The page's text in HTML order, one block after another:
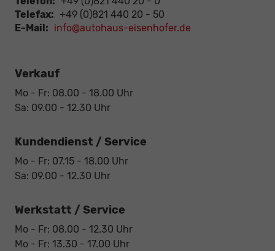
Telefax: +49 (0)821 440 20 - 50
E-Mail: info@autohaus-eisenhofer.de
Verkauf
Mo - Fr: 08.00 - 18.00 Uhr
Sa: 09.00 - 12.30 Uhr
Kundendienst / Service
Mo - Fr: 07.15 - 18.00 Uhr
Sa: 09.00 - 12.30 Uhr
Werkstatt / Service
Mo - Fr: 08.00 - 12.30 Uhr
Mo - Fr: 13.30 - 17.00 Uhr